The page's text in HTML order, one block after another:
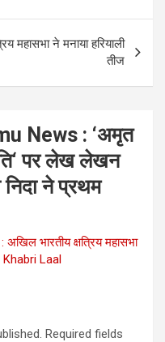
महासभा ने मनाया हरियाली
तीज
News : ‘अमृत
पर लेख लेखन
निदा ने प्रथम
भारतीय क्षत्रिय महासभा
Khabri Laal
Required fields